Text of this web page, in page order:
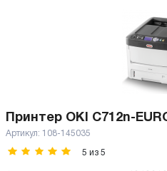
Принтер OKI C712n-
Артикул: 108-145035
5 из 5